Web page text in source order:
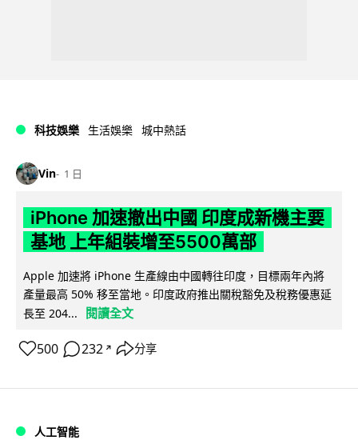
科技娛樂 生活娛樂 城中熱話
Vin 1 日
iPhone 加速撤出中國 印度成新機主要
基地 上年組裝增至5500萬部
Apple 加速將 iPhone 生產線由中國轉往印度，目標兩年內將
產量最高 50% 移至當地。印度政府推出關稅豁免及稅務優惠延
長至 204...
閱讀全文
500 232 ↗ 分享
人工智能